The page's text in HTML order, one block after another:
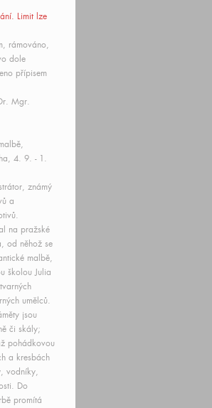
. Limit lze
rámováno,
dole
přípisem
Mgr.
4. 9. - 1.
známý
a
na pražské
od něhož se
malbě,
školou Julia
umělců.
jsou
či skály;
pohádkovou
a kresbách
vodníky,
Do
promítá